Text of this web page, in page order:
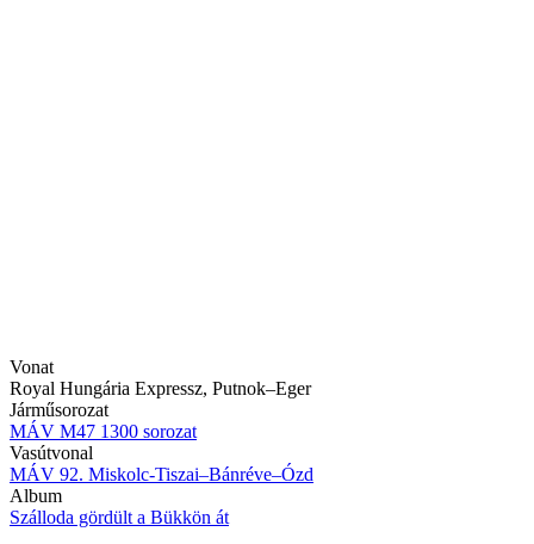
Vonat
Royal Hungária Expressz, Putnok–Eger
Járműsorozat
MÁV M47 1300 sorozat
Vasútvonal
MÁV 92. Miskolc-Tiszai–Bánréve–Ózd
Album
Szálloda gördült a Bükkön át